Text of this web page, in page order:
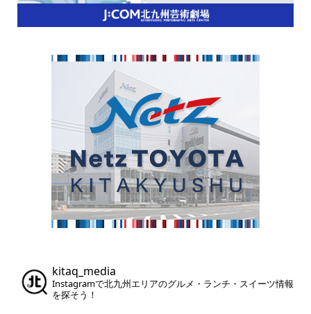
kitaq_media
Instagramで北九州エリアのグルメ・ランチ・スイーツ情報
を探そう！